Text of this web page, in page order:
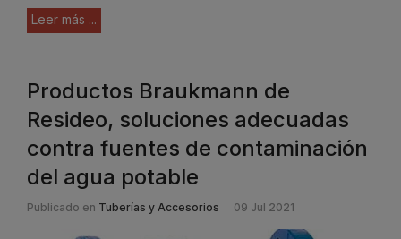
Leer más ...
Productos Braukmann de
Resideo, soluciones adecuadas
contra fuentes de contaminación
del agua potable
Publicado en Tuberías y Accesorios 09 Jul 2021